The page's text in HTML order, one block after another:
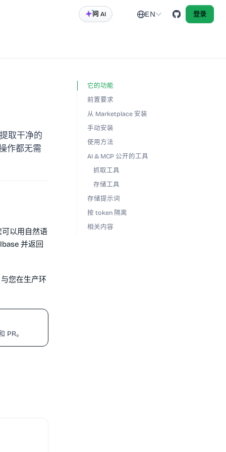
问 AI EN 登录
取干净的
作都无需
以用自然语
并返回
您在生产环
PR。
它的功能
前置要求
从 Marketplace 安装
手动安装
使用方法
AI & MCP 公开的工具
抓取工具
存储工具
存储提示词
按 token 隔离
相关内容